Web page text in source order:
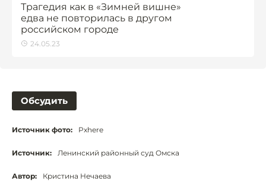
Трагедия как в «Зимней вишне»
едва не повторилась в другом
российском городе
24.05.23
Обсудить
Источник фото: Pxhere
Источник: Ленинский районный суд Омска
Автор: Кристина Нечаева